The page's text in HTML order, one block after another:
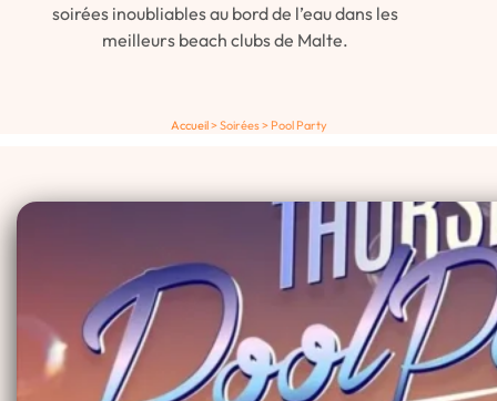
soirées inoubliables au bord de l’eau dans les
meilleurs beach clubs de Malte.
Accueil>Soirées> Pool Party